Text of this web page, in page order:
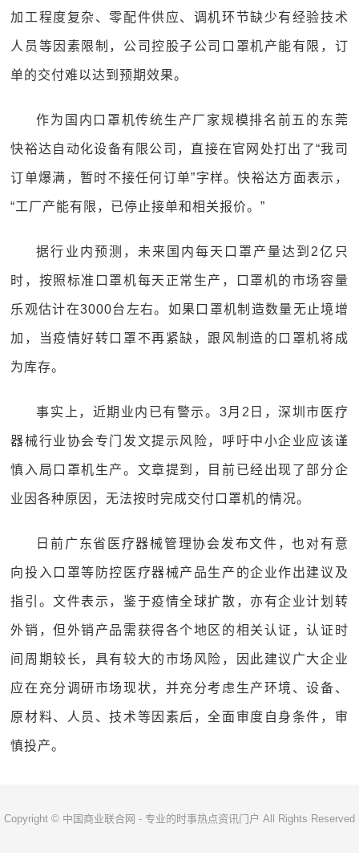
加工程度复杂、零配件供应、调机环节缺少有经验技术
人员等因素限制，公司控股子公司口罩机产能有限，订
单的交付难以达到预期效果。
作为国内口罩机传统生产厂家规模排名前五的东莞
快裕达自动化设备有限公司，直接在官网处打出了“我司
订单爆满，暂时不接任何订单”字样。快裕达方面表示，
“工厂产能有限，已停止接单和相关报价。”
据行业内预测，未来国内每天口罩产量达到2亿只
时，按照标准口罩机每天正常生产，口罩机的市场容量
乐观估计在3000台左右。如果口罩机制造数量无止境增
加，当疫情好转口罩不再紧缺，跟风制造的口罩机将成
为库存。
事实上，近期业内已有警示。3月2日，深圳市医疗
器械行业协会专门发文提示风险，呼吁中小企业应该谨
慎入局口罩机生产。文章提到，目前已经出现了部分企
业因各种原因，无法按时完成交付口罩机的情况。
日前广东省医疗器械管理协会发布文件，也对有意
向投入口罩等防控医疗器械产品生产的企业作出建议及
指引。文件表示，鉴于疫情全球扩散，亦有企业计划转
外销，但外销产品需获得各个地区的相关认证，认证时
间周期较长，具有较大的市场风险，因此建议广大企业
应在充分调研市场现状，并充分考虑生产环境、设备、
原材料、人员、技术等因素后，全面审度自身条件，审
慎投产。
Copyright © 中国商业联合网 - 专业的时事热点资讯门户 All Rights Reserved